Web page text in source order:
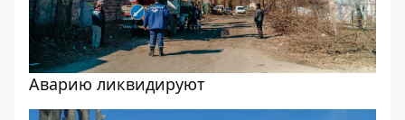
Аварию ликвидируют